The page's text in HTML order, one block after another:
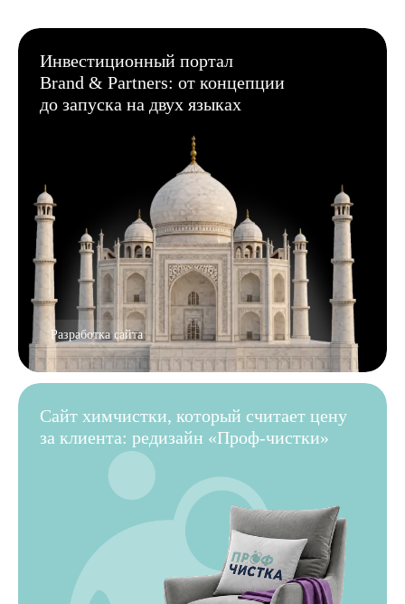
Инвестиционный портал
Brand & Partners: от концепции
до запуска на двух языках
Разработка сайта
Сайт химчистки, который считает цену
за клиента: редизайн «Проф-чистки»